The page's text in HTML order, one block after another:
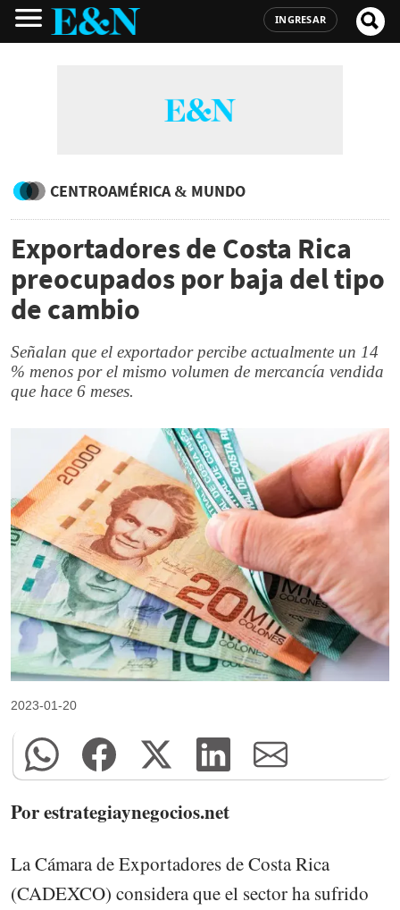
INGRESAR
CENTROAMÉRICA & MUNDO
Exportadores de Costa Rica
preocupados por baja del tipo
de cambio
Señalan que el exportador percibe actualmente un 14
% menos por el mismo volumen de mercancía vendida
que hace 6 meses.
2023-01-20
Por estrategiaynegocios.net
La Cámara de Exportadores de Costa Rica
(CADEXCO) considera que el sector ha sufrido